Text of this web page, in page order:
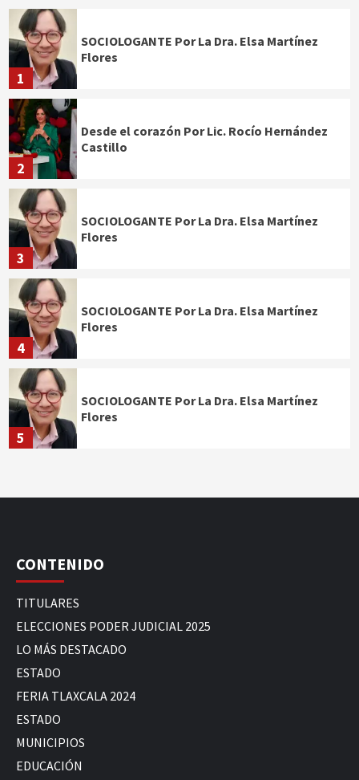
1
SOCIOLOGANTE Por La Dra. Elsa Martínez
Flores
2
Desde el corazón Por Lic. Rocío Hernández
Castillo
3
SOCIOLOGANTE Por La Dra. Elsa Martínez
Flores
4
SOCIOLOGANTE Por La Dra. Elsa Martínez
Flores
5
SOCIOLOGANTE Por La Dra. Elsa Martínez
Flores
CONTENIDO
TITULARES
ELECCIONES PODER JUDICIAL 2025
LO MÁS DESTACADO
ESTADO
FERIA TLAXCALA 2024
ESTADO
MUNICIPIOS
EDUCACIÓN